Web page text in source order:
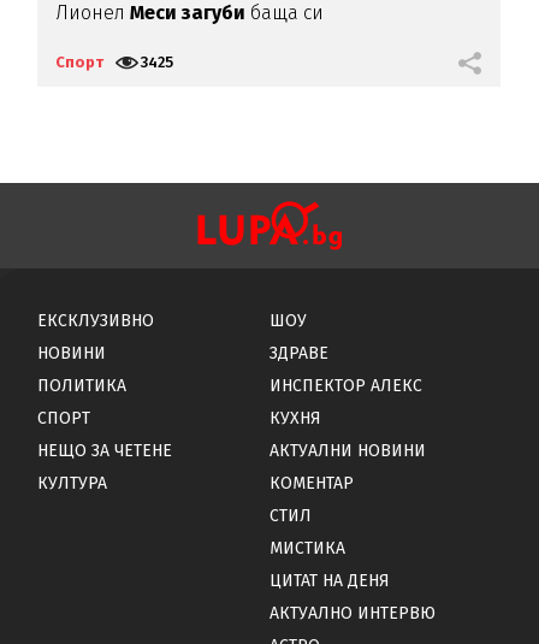
Лионел Меси загуби баща си
Спорт 3425
ЕКСКЛУЗИВНО
НОВИНИ
ПОЛИТИКА
СПОРТ
НЕЩО ЗА ЧЕТЕНЕ
КУЛТУРА
ШОУ
ЗДРАВЕ
ИНСПЕКТОР АЛЕКС
КУХНЯ
АКТУАЛНИ НОВИНИ
КОМЕНТАР
СТИЛ
МИСТИКА
ЦИТАТ НА ДЕНЯ
АКТУАЛНО ИНТЕРВЮ